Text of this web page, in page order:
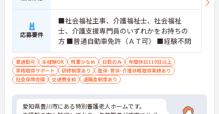
応募要件
■社会福祉主事、介護福祉士、社会福祉
士、介護支援専門員のいずれかをお持ちの
方 ■普通自動車免許（ＡＴ可） ■経験不問
車通勤可 未経験OK 残業少なめ 日勤のみ
年間休日110日以上
資格取得サポート
研修制度あり
産休･育休･介護休暇取得実績あり
社会保険完備
交通費支給 退職金制度あり
愛知県豊川市にある特別養護老人ホームです。